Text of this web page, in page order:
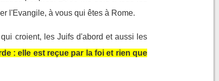
l'Evangile, à vous qui êtes à Rome.
croient, les Juifs d'abord et aussi les
: elle est reçue par la foi et rien que